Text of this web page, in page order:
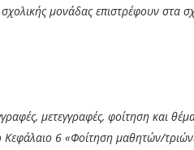
μονάδας επιστρέφουν στα
μετεγγραφές, φοίτηση και
Κεφάλαιο 6 «Φοίτηση μαθητών/